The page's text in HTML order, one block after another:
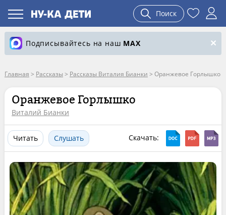
Поиск
Подписывайтесь на наш MAX
Главная > Рассказы > Рассказы Виталия Бианки > Оранжевое Горлышко
Оранжевое Горлышко
Виталий Бианки
Читать Слушать Скачать: